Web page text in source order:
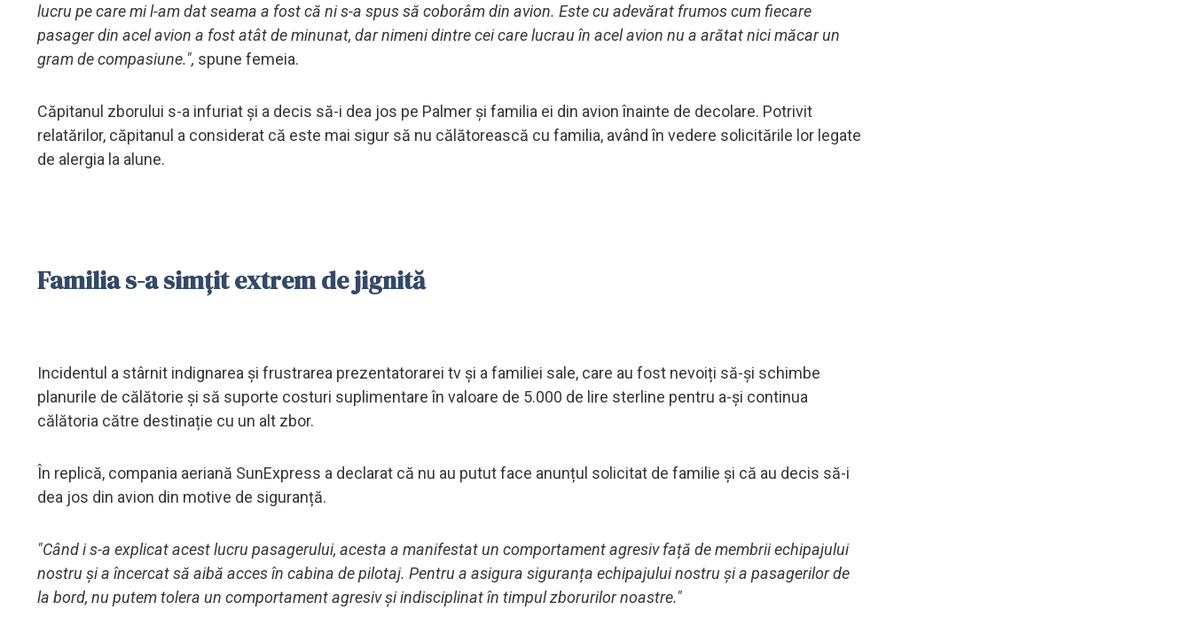
lucru pe care mi l-am dat seama a fost că ni s-a spus să coborâm din avion. Este cu adevărat frumos cum fiecare
pasager din acel avion a fost atât de minunat, dar nimeni dintre cei care lucrau în acel avion nu a arătat nici măcar un
gram de compasiune.", spune femeia.
Căpitanul zborului s-a infuriat și a decis să-i dea jos pe Palmer și familia ei din avion înainte de decolare. Potrivit
relatărilor, căpitanul a considerat că este mai sigur să nu călătorească cu familia, având în vedere solicitările lor legate
de alergia la alune.
Familia s-a simțit extrem de jignită
Incidentul a stârnit indignarea și frustrarea prezentatorarei tv și a familiei sale, care au fost nevoiți să-și schimbe
planurile de călătorie și să suporte costuri suplimentare în valoare de 5.000 de lire sterline pentru a-și continua
călătoria către destinație cu un alt zbor.
În replică, compania aeriană SunExpress a declarat că nu au putut face anunțul solicitat de familie și că au decis să-i
dea jos din avion din motive de siguranță.
"Când i s-a explicat acest lucru pasagerului, acesta a manifestat un comportament agresiv față de membrii echipajului
nostru și a încercat să aibă acces în cabina de pilotaj. Pentru a asigura siguranța echipajului nostru și a pasagerilor de
la bord, nu putem tolera un comportament agresiv și indisciplinat în timpul zborurilor noastre."